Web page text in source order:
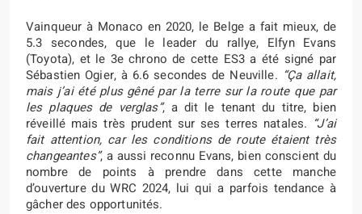
Vainqueur à Monaco en 2020, le Belge a fait mieux, de
5.3 secondes, que le leader du rallye, Elfyn Evans
(Toyota), et le 3e chrono de cette ES3 a été signé par
Sébastien Ogier, à 6.6 secondes de Neuville. “Ça allait,
mais j’ai été plus gêné par la terre sur la route que par
les plaques de verglas”, a dit le tenant du titre, bien
réveillé mais très prudent sur ses terres natales. “J’ai
fait attention, car les conditions de route étaient très
changeantes”, a aussi reconnu Evans, bien conscient du
nombre de points à prendre dans cette manche
d’ouverture du WRC 2024, lui qui a parfois tendance à
gâcher des opportunités.